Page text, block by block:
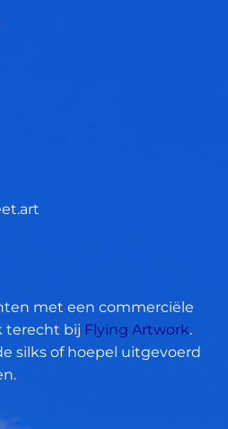
met een commerciële
terecht bij Flying Artwork.
silks of hoepel uitgevoerd